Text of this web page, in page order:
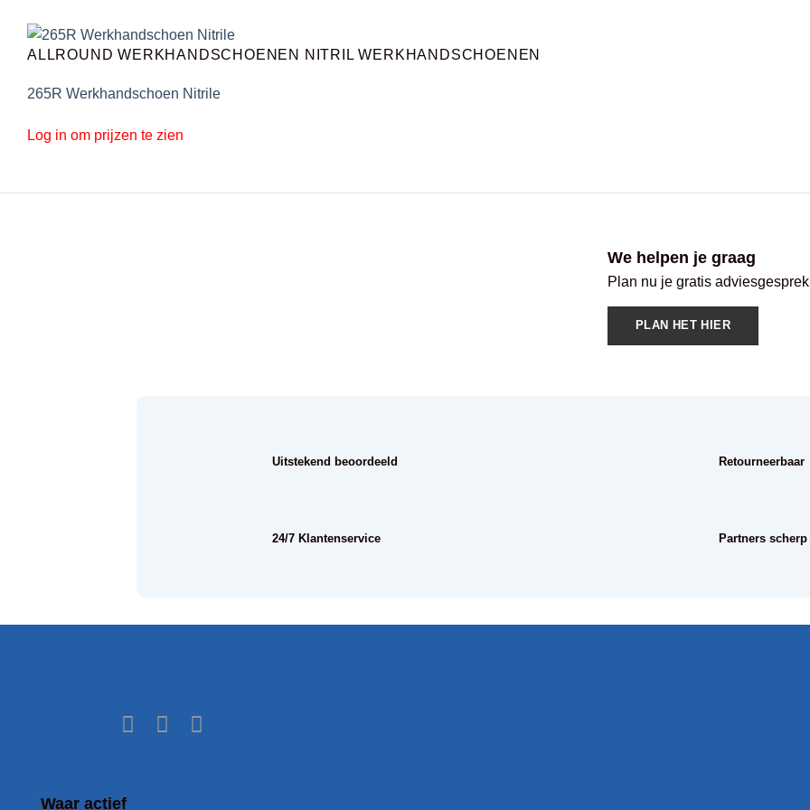
ALLROUND WERKHANDSCHOENEN NITRIL WERKHANDSCHOENEN
265R Werkhandschoen Nitrile
Log in om prijzen te zien
We helpen je graag
Plan nu je gratis
PLAN HET HIER
Uitstekend beoordeeld
24/7 Klantenservice
Retourneerbaar
Partners
Waar actief